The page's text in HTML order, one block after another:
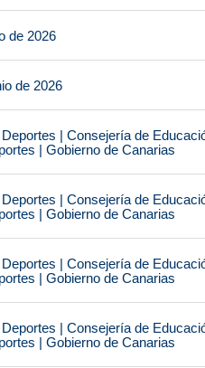
de 2026
de 2026
| Consejería de
| Gobierno de Canarias
| Consejería de
| Gobierno de Canarias
| Consejería de
| Gobierno de Canarias
| Consejería de
| Gobierno de Canarias